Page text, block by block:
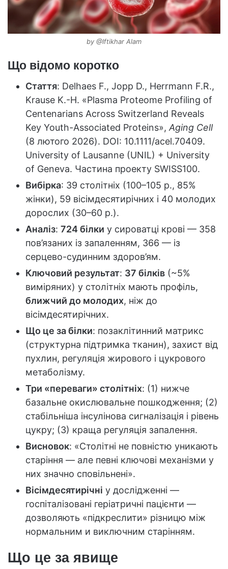
by @Iftikhar Alam
Що відомо коротко
Стаття: Delhaes F., Jopp D., Herrmann F.R.,
Krause K.-H. «Plasma Proteome Profiling of
Centenarians Across Switzerland Reveals
Key Youth-Associated Proteins»,Aging Cell
(8 лютого 2026). DOI: 10.1111/acel.70409.
University of Lausanne (UNIL) + University
of Geneva. Частина проекту SWISS100.
Вибірка: 39 столітніх (100–105 р., 85%
жінки), 59 вісімдесятирічних і 40 молодих
дорослих (30–60 р.).
Аналіз: 724 білки у сироватці крові — 358
пов’язаних із запаленням, 366 — із
серцево-судинним здоров’ям.
Ключовий результат: 37 білків (~5%
виміряних) у столітніх мають профіль,
ближчий до молодих, ніж до
вісімдесятирічних.
Що це за білки: позаклітинний матрикс
(структурна підтримка тканин), захист від
пухлин, регуляція жирового і цукрового
метаболізму.
Три «переваги» столітніх: (1) нижче
базальне окислювальне пошкодження; (2)
стабільніша інсулінова сигналізація і рівень
цукру; (3) краща регуляція запалення.
Висновок: «Столітні не повністю уникають
старіння — але певні ключові механізми у
них значно сповільнені».
Вісімдесятирічні у дослідженні —
госпіталізовані геріатричні пацієнти —
дозволяють «підкреслити» різницю між
нормальним и виключним старінням.
Що це за явище